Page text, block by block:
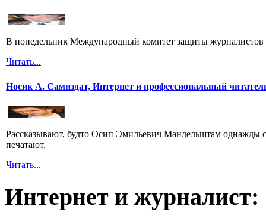
В понедельник Международный комитет защиты
Читать...
Носик А. Самиздат, Интернет и профессиональный
Рассказывают, будто Осип Эмильевич Мандельштам однажды
печатают.
Читать...
Интернет и журналист: